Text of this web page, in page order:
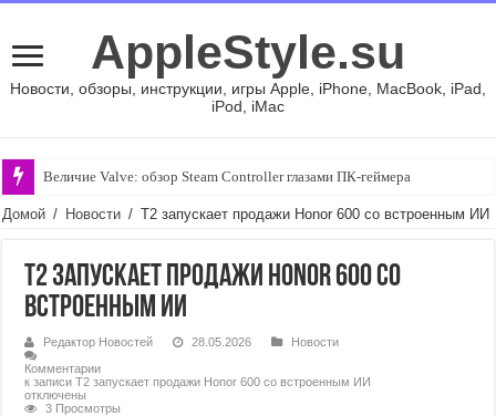
AppleStyle.su
Новости, обзоры, инструкции, игры Apple, iPhone, MacBook, iPad,
iPod, iMac
Величие Valve: обзор Steam Controller глазами ПК-геймера
Домой / Новости / T2 запускает продажи Honor 600 со встроенным ИИ
T2 запускает продажи Honor 600 со
встроенным ИИ
Редактор Новостей 28.05.2026
Новости
Комментарии
к записи T2 запускает продажи Honor 600 со встроенным ИИ
отключены
3 Просмотры